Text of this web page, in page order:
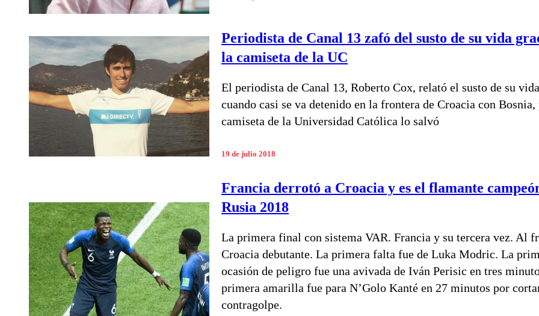
Periodista de Canal 13 zafó del susto de su vida
la camiseta de la UC
El periodista de Canal 13, Roberto Cox, relató el susto de su
cuando casi se va detenido en la frontera de Croacia con Bosnia,
camiseta de la Universidad Católica lo salvó
19 de julio 2018
Francia derrotó a Croacia y es el flamante
Rusia 2018
La primera final con sistema VAR. Francia y su tercera vez. Al
Croacia debutante. La primera falta fue de Luka Modric. La
ocasión de peligro fue una avivada de Iván Perisic en tres
primera amarilla fue para N’Golo Kanté en 27 minutos por
contragolpe.